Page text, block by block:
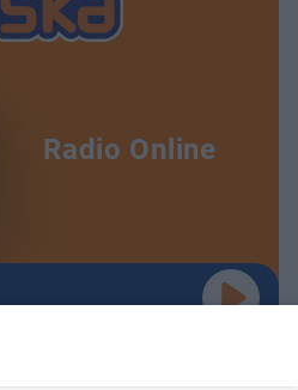
Radio Online